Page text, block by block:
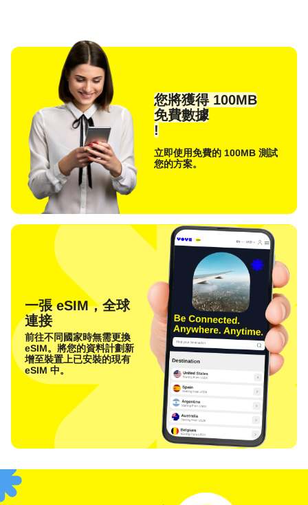
您將獲得 100MB
免費數據
!
立即使用免費的 100MB 測試
您的方案。
一張 eSIM，全球
連接
前往不同國家時無需更換
eSIM。將您的資料計劃新
增至裝置上已安裝的現有
eSIM 中。